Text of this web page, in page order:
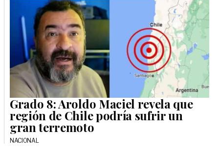
Grado 8: Aroldo Maciel revela que
región de Chile podría sufrir un
gran terremoto
NACIONAL